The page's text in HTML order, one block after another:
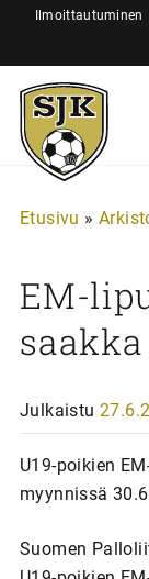
SiirryIlmoittautuminen
Sjk-
Juniorit
Etusivu »
EM-
saakka
Julkaistu
U19-poikien
myynnissä
Suomen